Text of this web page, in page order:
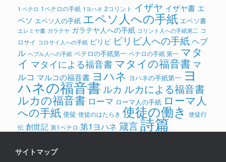
1 ペテロ 1ペテロの手紙 1ヨハネ 2コリント イザヤ イザヤ書 エ
ペソ エペソ人の手紙 エペソ人への手紙 エペソ書
エレミヤ書 ガラテヤ ガラテヤ人への手紙 コリント人への手紙第二 コ
ロサイ コロサイ人への手紙 ピリピ ピリピ人への手紙ヘブ
ル ヘブル人への手紙 ペテロの手紙第一 ペテロの手紙 第一 マタ
イ マタイによる福音書 マタイの福音書 マ
ルコ マルコの福音書 ヨハネ ヨハネの手紙第一 ヨ
ハネの福音書 ルカ ルカによる福音書
ルカの福音書 ローマ ローマ人の手紙 ローマ人
への手紙 使徒 使徒のはたらき 使徒の働き 使徒行
伝 創世記 第1ペテロ 第1ヨハネ 箴言詩篇
サイトマップ